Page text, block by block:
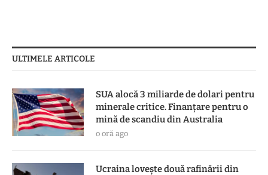
ULTIMELE ARTICOLE
SUA alocă 3 miliarde de dolari pentru
minerale critice. Finanțare pentru o
mină de scandiu din Australia
o oră ago
Ucraina lovește două rafinării din